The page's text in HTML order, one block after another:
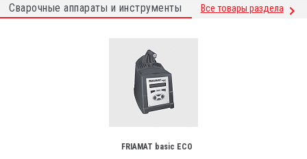
Сварочные аппараты и инструменты Все товары раздела
FRIAMAT basic ECO